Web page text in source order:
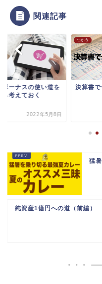
関連記事
書で何がわかるのか
2021年1月3日
つかう
お掃除
猛
純資産1億円への道（前編）